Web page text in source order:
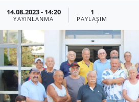
14.08.2023 - 14:20
YAYINLANMA
1
PAYLAŞIM
GENEL
GÜNDEM
HABERDE İNSAN
KÜLTÜR SANAT
Haber Arşivi